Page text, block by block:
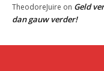
TheodoreJuire on Geld
dan gauw verder!